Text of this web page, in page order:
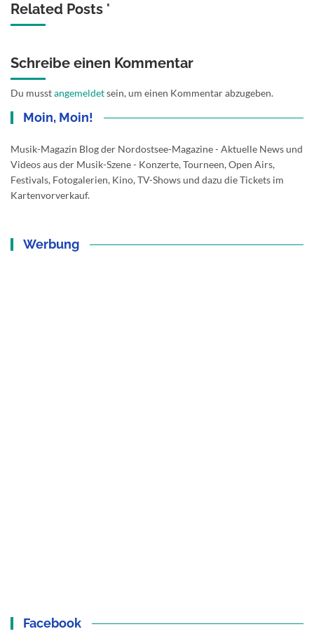
Related Posts '
Schreibe einen Kommentar
Du musstangemeldetsein, um einen Kommentar abzugeben.
Moin, Moin!
Musik-Magazin Blog der Nordostsee-Magazine - Aktuelle News und
Videos aus der Musik-Szene - Konzerte, Tourneen, Open Airs,
Festivals, Fotogalerien, Kino, TV-Shows und dazu die Tickets im
Kartenvorverkauf.
Werbung
Facebook